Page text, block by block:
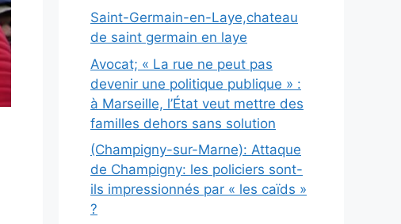
Saint-Germain-en-Laye,chateau
de saint germain en laye
Avocat; « La rue ne peut pas
devenir une politique publique » :
à Marseille, l’État veut mettre des
familles dehors sans solution
(Champigny-sur-Marne): Attaque
de Champigny: les policiers sont-
ils impressionnés par « les caïds »
?